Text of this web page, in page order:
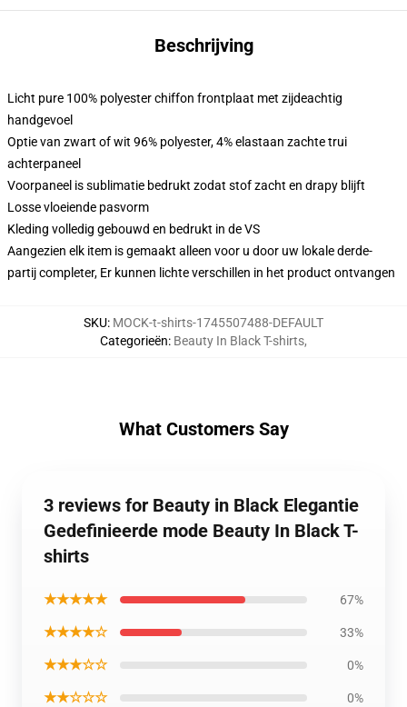
Beschrijving
Licht pure 100% polyester chiffon frontplaat met zijdeachtig
handgevoel
Optie van zwart of wit 96% polyester, 4% elastaan zachte trui
achterpaneel
Voorpaneel is sublimatie bedrukt zodat stof zacht en drapy blijft
Losse vloeiende pasvorm
Kleding volledig gebouwd en bedrukt in de VS
Aangezien elk item is gemaakt alleen voor u door uw lokale derde-
partij completer, Er kunnen lichte verschillen in het product ontvangen
SKU: MOCK-t-shirts-1745507488-DEFAULT
Categorieën: Beauty In Black T-shirts,
What Customers Say
3 reviews for Beauty in Black Elegantie
Gedefinieerde mode Beauty In Black T-
shirts
★★★★★ 67%
★★★★☆ 33%
★★★☆☆ 0%
★★☆☆☆ 0%